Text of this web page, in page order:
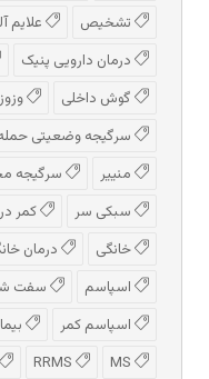
تشخیص
علایم
درمان دارویی پنیک
گوش داخلی
سرگیجه وضعیتی
منییر
سرگیجه
سبکی سر
کمر
خانگی
درمان
اسپاسم
سفت
اسپاسم کمر